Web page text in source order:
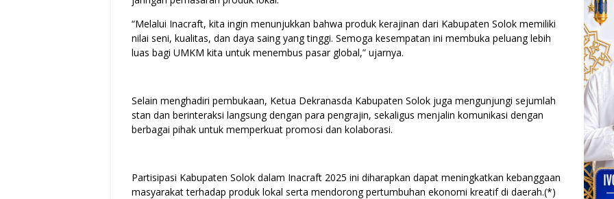
“Melalui Inacraft, kita ingin menunjukkan bahwa produk kerajinan dari Kabupaten Solok memiliki
nilai seni, kualitas, dan daya saing yang tinggi. Semoga kesempatan ini membuka peluang lebih
luas bagi UMKM kita untuk menembus pasar global,” ujarnya.
Selain menghadiri pembukaan, Ketua Dekranasda Kabupaten Solok juga mengunjungi sejumlah
stan dan berinteraksi langsung dengan para pengrajin, sekaligus menjalin komunikasi dengan
berbagai pihak untuk memperkuat promosi dan kolaborasi.
Partisipasi Kabupaten Solok dalam Inacraft 2025 ini diharapkan dapat meningkatkan kebanggaan
masyarakat terhadap produk lokal serta mendorong pertumbuhan ekonomi kreatif di daerah.(*)